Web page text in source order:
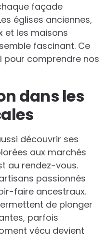
façade
églises anciennes,
et les maisons
fascinant. Ce
pour comprendre nos
dans les
découvrir ses
aux marchés
au rendez-vous.
passionnés
faire ancestraux.
de plonger
parfois
vécu devient